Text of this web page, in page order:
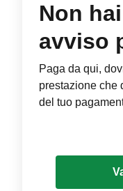
Non
avviso
Paga da qui,
prestazione che
del tuo